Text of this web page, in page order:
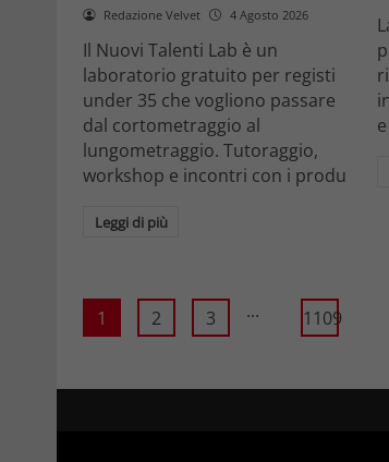
Redazione Velvet 4 Agosto 2026
Il Nuovi Talenti Lab è un
laboratorio gratuito per registi
under 35 che vogliono passare
dal cortometraggio al
lungometraggio. Tutoraggio,
workshop e incontri con i produ
Leggi di più
1 2 3 ... 1109